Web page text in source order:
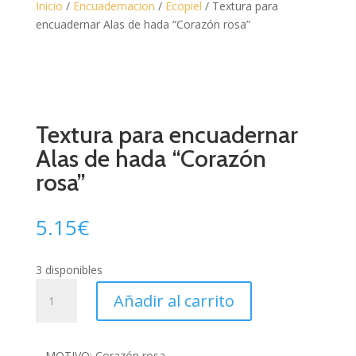
Inicio / Encuadernacion / Ecopiel / Textura para
encuadernar Alas de hada “Corazón rosa”
Textura para encuadernar
Alas de hada “Corazón
rosa”
5.15€
3 disponibles
para
encuadernar
Añadir al carrito